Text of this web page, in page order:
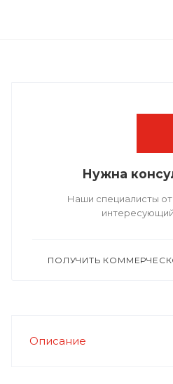
Нужна
Наши специалисты
ПОЛУЧИТЬ
Описание